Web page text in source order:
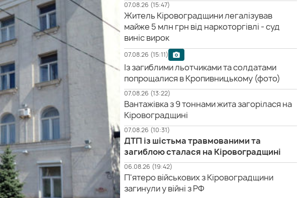
07.08.26 (15:47)
Житель Кіровоградщини легалізував
майже 5 млн грн від наркоторгівлі - суд
виніс вирок
07.08.26 (15:11)
Із загиблими льотчиками та солдатами
попрощалися в Кропивницькому (фото)
07.08.26 (13:22)
Вантажівка з 9 тоннами жита загорілася на
Кіровоградщині
07.08.26 (10:31)
ДТП із шістьма травмованими та
загиблою сталася на Кіровоградщині
06.08.26 (19:42)
П'ятеро військових з Кіровоградщини
загинули у війні з РФ